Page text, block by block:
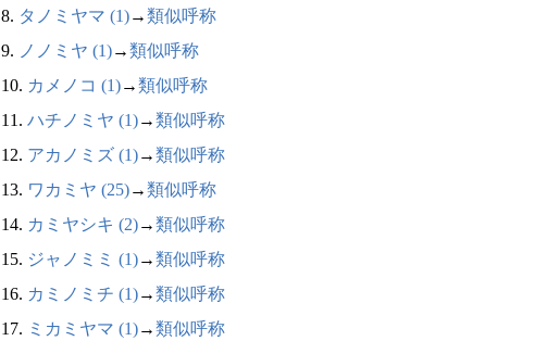
8. タノミヤマ (1)→類似呼称
9. ノノミヤ (1)→類似呼称
10. カメノコ (1)→類似呼称
11. ハチノミヤ (1)→類似呼称
12. アカノミズ (1)→類似呼称
13. ワカミヤ (25)→類似呼称
14. カミヤシキ (2)→類似呼称
15. ジャノミミ (1)→類似呼称
16. カミノミチ (1)→類似呼称
17. ミカミヤマ (1)→類似呼称